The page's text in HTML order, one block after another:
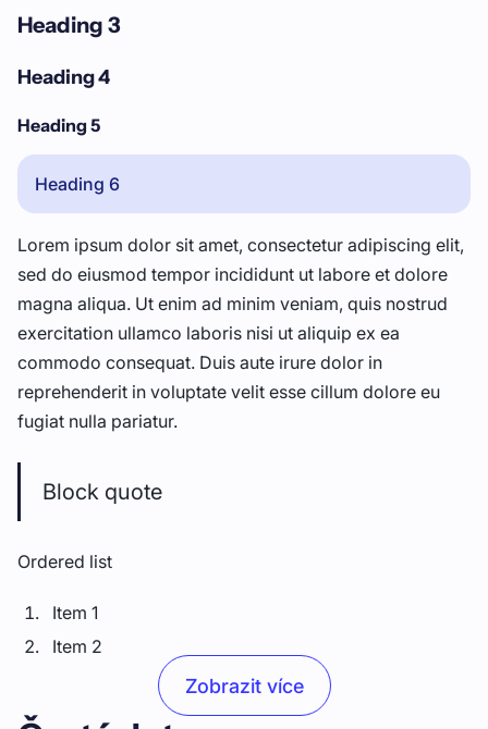
Heading 3
Heading 4
Heading 5
Heading 6
Lorem ipsum dolor sit amet, consectetur adipiscing elit,
sed do eiusmod tempor incididunt ut labore et dolore
magna aliqua. Ut enim ad minim veniam, quis nostrud
exercitation ullamco laboris nisi ut aliquip ex ea
commodo consequat. Duis aute irure dolor in
reprehenderit in voluptate velit esse cillum dolore eu
fugiat nulla pariatur.
Block quote
Ordered list
Item 1
Item 2
Zobrazit více